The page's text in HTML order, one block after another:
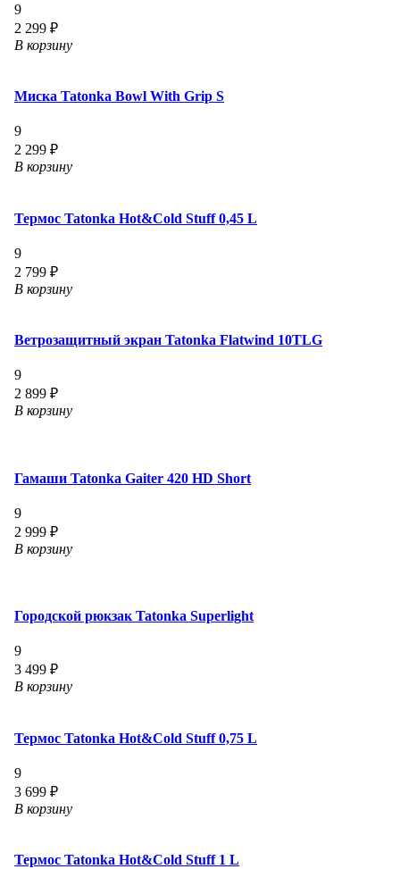
9
2 299 ₽
В корзину
Миска Tatonka Bowl With Grip S
9
2 299 ₽
В корзину
Термос Tatonka Hot&Cold Stuff 0,45 L
9
2 799 ₽
В корзину
Ветрозащитный экран Tatonka Flatwind 10TLG
9
2 899 ₽
В корзину
Гамаши Tatonka Gaiter 420 HD Short
9
2 999 ₽
В корзину
Городской рюкзак Tatonka Superlight
9
3 499 ₽
В корзину
Термос Tatonka Hot&Cold Stuff 0,75 L
9
3 699 ₽
В корзину
Термос Tatonka Hot&Cold Stuff 1 L